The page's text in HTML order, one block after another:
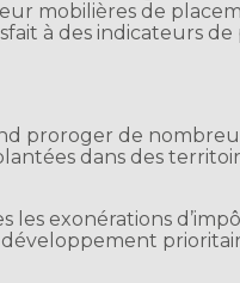
mobilières de
à des indicateurs
proroger de
dans des
les exonérations